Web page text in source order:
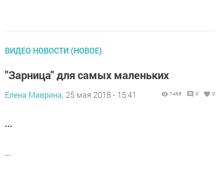
ВИДЕО НОВОСТИ (НОВОЕ)
"Зарница" для самых маленьких
Елена Маврина, 25 мая 2018 - 15:41 1468 0 0
...
...